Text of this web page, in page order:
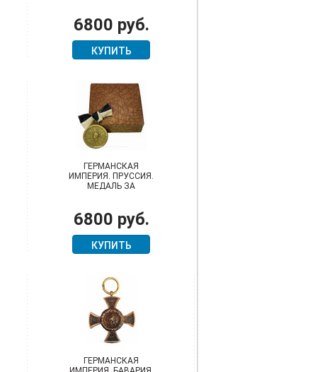
6800 руб.
КУПИТЬ
ГЕРМАНСКАЯ
ИМПЕРИЯ. ПРУССИЯ.
МЕДАЛЬ ЗА
6800 руб.
КУПИТЬ
ГЕРМАНСКАЯ